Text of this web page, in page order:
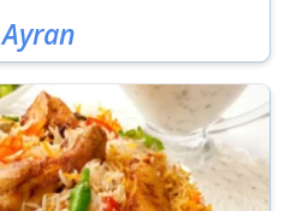
Ayran